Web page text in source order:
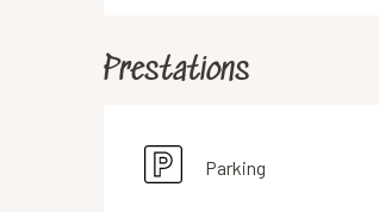
Prestations
Parking